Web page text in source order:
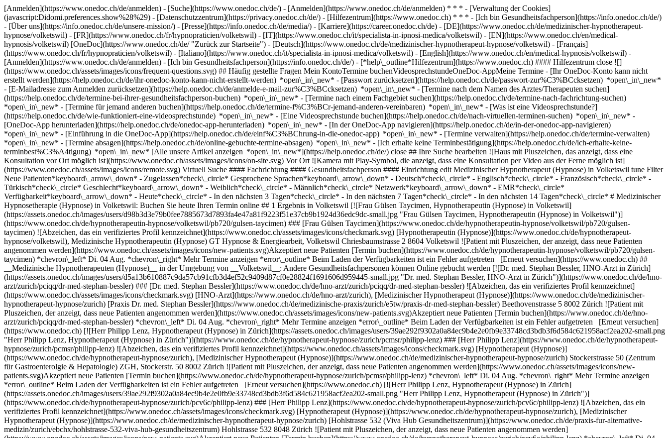
[Anmelden](https://www.onedoc.ch/de/anmelden) - [Suche](https://www.onedoc.ch/de/) - [Anmelden](https://www.onedoc.ch/de/anmelden) * * * - [Verwaltung der Cookies]
(javascript:Didomi.preferences.show%28%29) - [Datenschutzzentrum](https://privacy.onedoc.ch/de/) - [Hilfezentrum](https://www.onedoc.ch) * * * - [Ich bin Gesundheitsfachperson](https://info.onedoc.ch/de/)
- [Über uns](https://info.onedoc.ch/de/unsere-mission/) - [Presse](https://info.onedoc.ch/de/media/) - [Karriere](https://career.onedoc.ch/de) - [DE](https://www.onedoc.ch/de/medizinischer-hypnotherapeut-
hypnose/volketswil) - [FR](https://www.onedoc.ch/fr/hypnopraticien/volketswil) - [IT](https://www.onedoc.ch/it/specialista-in-ipnosi-medica/volketswil) - [EN](https://www.onedoc.ch/en/medical-
hypnosis/volketswil) [OneDoc](https://www.onedoc.ch/de/ "Zurück zur Startseite") - [Deutsch](https://www.onedoc.ch/de/medizinischer-hypnotherapeut-hypnose/volketswil) - [Français]
(https://www.onedoc.ch/fr/hypnopraticien/volketswil) - [Italiano](https://www.onedoc.ch/it/specialista-in-ipnosi-medica/volketswil) - [English](https://www.onedoc.ch/en/medical-hypnosis/volketswil) -
[Anmelden](https://www.onedoc.ch/de/anmelden) - [Ich bin Gesundheitsfachperson](https://info.onedoc.ch/de/) - [*help\_outline*Hilfezentrum](https://www.onedoc.ch) #### Hilfezentrum close ![]
(https://www.onedoc.ch/assets/images/icons/frequent-questions.svg) ## Häufig gestellte Fragen Mein KontoTermine buchenVideosprechstundeOneDoc-AppMeine Termine - [Ihr OneDoc-Konto kann nicht
erstellt werden](https://help.onedoc.ch/de/ihr-onedoc-konto-kann-nicht-erstellt-werden) *open\_in\_new* - [Passwort zurücksetzen](https://help.onedoc.ch/de/passwort-zur%C3%BCcksetzen) *open\_in\_new*
- [E-Mailadresse zum Anmelden zurücksetzen](https://help.onedoc.ch/de/anmelde-e-mail-zur%C3%BCcksetzen) *open\_in\_new* - [Termine nach dem Namen des Arztes/Therapeuten suchen]
(https://help.onedoc.ch/de/termine-bei-ihrer-gesundheitsfachperson-buchen) *open\_in\_new* - [Termine nach einem Fachgebiet suchen](https://help.onedoc.ch/de/termine-nach-fachrichtung-suchen)
*open\_in\_new* - [Termine für jemand anderen buchen](https://help.onedoc.ch/de/termine-f%C3%BCr-jemand-anderen-vereinbaren) *open\_in\_new* - [Was ist eine Videosprechstunde?]
(https://help.onedoc.ch/de/wie-funktioniert-eine-videosprechstunde) *open\_in\_new* - [Eine Videosprechstunde buchen](https://help.onedoc.ch/de/nach-virtuellen-terminen-suchen) *open\_in\_new* -
[OneDoc-App herunterladen](https://help.onedoc.ch/de/onedoc-app-herunterladen) *open\_in\_new* - [In der OneDoc-App navigieren](https://help.onedoc.ch/de/in-der-onedoc-app-navigieren)
*open\_in\_new* - [Einführung in die OneDoc-App](https://help.onedoc.ch/de/einf%C3%BChrung-in-die-onedoc-app) *open\_in\_new* - [Termine verwalten](https://help.onedoc.ch/de/termine-verwalten) *open\_in\_new* - [Termine absagen](https://help.onedoc.ch/de/online-gebuchte-termine-absagen) *open\_in\_new* - [Ich erhalte keine Terminbestätigung](https://help.onedoc.ch/de/ich-erhalte-keine-terminbest%C3%A4tigung) *open\_in\_new* [Alle unsere Artikel anzeigen *open\_in\_new*](https://help.onedoc.ch/de/) close ## Ihre Suche bearbeiten ![Haus mit Pluszeichen, das anzeigt, dass eine Konsultation vor Ort möglich ist](https://www.onedoc.ch/assets/images/icons/on-site.svg) Vor Ort ![Kamera mit Play-Symbol, die anzeigt, dass eine Konsultation per Video aus der Ferne möglich ist](https://www.onedoc.ch/assets/images/icons/remote.svg) Virtuell Suche #### Fachrichtung #### Gesundheitsfachperson #### Einrichtung edit Medizinischer Hypnotherapeut (Hypnose) in Volketswil tune Filter Neue Patienten*keyboard\_arrow\_down* - Zugelassen*check\_circle* Gesprochene Sprachen*keyboard\_arrow\_down* - Deutsch*check\_circle* - Englisch*check\_circle* - Französisch*check\_circle* - Türkisch*check\_circle* Geschlecht*keyboard\_arrow\_down* - Weiblich*check\_circle* - Männlich*check\_circle* Netzwerk*keyboard\_arrow\_down* - EMR*check\_circle* Verfügbarkeit*keyboard\_arrow\_down* - Heute*check\_circle* - In den nächsten 3 Tagen*check\_circle* - In den nächsten 7 Tagen*check\_circle* - In den nächsten 14 Tagen*check\_circle* # Medizinischer Hypnosetherapie (Hypnose) in Volketswil: Buchen Sie heute Ihren Termin online ## 1 Ergebnis in Volketswil [![Frau Gülsen Taycimen, Hypnotherapeutin (Hypnose) in Volketswil](https://assets.onedoc.ch/images/users/d98b3d3e79b0fee7885673d7893fa4e47a81f9223f51e37cb9b1924d36edc9dc-small.jpg "Frau Gülsen Taycimen, Hypnotherapeutin (Hypnose) in Volketswil")](https://www.onedoc.ch/de/hypnotherapeutin-hypnose/volketswil/pb720/gulsen-taycimen) ### [Frau Gülsen Taycimen](https://www.onedoc.ch/de/hypnotherapeutin-hypnose/volketswil/pb720/gulsen-taycimen) ![Abzeichen, das ein verifiziertes Profil kennzeichnet](https://www.onedoc.ch/assets/images/icons/checkmark.svg) [Hypnotherapeutin (Hypnose)](https://www.onedoc.ch/de/hypnotherapeut-hypnose/volketswil), Medizinische Hypnotherapeutin (Hypnose) GT Hypnose & Energiearbeit, Volketswil Chriesbaumstrasse 2 8604 Volketswil ![Patient mit Pluszeichen, der anzeigt, dass neue Patienten angenommen werden](https://www.onedoc.ch/assets/images/icons/new-patients.svg)Akzeptiert neue Patienten [Termin buchen](https://www.onedoc.ch/de/hypnotherapeutin-hypnose/volketswil/pb720/gulsen-taycimen) *chevron\_left* Di. 04 Aug. *chevron\_right* Mehr Termine anzeigen *error\_outline* Beim Laden der Verfügbarkeiten ist ein Fehler aufgetreten [Erneut versuchen](https://www.onedoc.ch) ## __Medizinische Hypnotherapeuten (Hypnose)__ in der Umgebung von __Volketswil__: Andere Gesundheitsfachpersonen können Online gebucht werden [![Dr. med. Stephan Bessler, HNO-Arzt in Zürich](https://assets.onedoc.ch/images/users/d5a13b610887c9da57cb91cfb3d4ef52c9409d87cf0e28824f1691606d959445-small.jpg "Dr. med. Stephan Bessler, HNO-Arzt in Zürich")](https://www.onedoc.ch/de/hno-arzt/zurich/pciqq/dr-med-stephan-bessler) ### [Dr. med. Stephan Bessler](https://www.onedoc.ch/de/hno-arzt/zurich/pciqq/dr-med-stephan-bessler) ![Abzeichen, das ein verifiziertes Profil kennzeichnet](https://www.onedoc.ch/assets/images/icons/checkmark.svg) [HNO-Arzt](https://www.onedoc.ch/de/hno-arzt/zurich), [Medizinischer Hypnotherapeut (Hypnose)](https://www.onedoc.ch/de/medizinischer-hypnotherapeut-hypnose/zurich) [Praxis Dr. med. Stephan Bessler](https://www.onedoc.ch/de/medizinische-praxis/zurich/e5tw/praxis-dr-med-stephan-bessler) Beethovenstrasse 5 8002 Zürich ![Patient mit Pluszeichen, der anzeigt, dass neue Patienten angenommen werden](https://www.onedoc.ch/assets/images/icons/new-patients.svg)Akzeptiert neue Patienten [Termin buchen](https://www.onedoc.ch/de/hno-arzt/zurich/pciqq/dr-med-stephan-bessler) *chevron\_left* Di. 04 Aug. *chevron\_right* Mehr Termine anzeigen *error\_outline* Beim Laden der Verfügbarkeiten ist ein Fehler aufgetreten [Erneut versuchen](https://www.onedoc.ch) [![Herr Philipp Lenz, Hypnotherapeut (Hypnose) in Zürich](https://assets.onedoc.ch/images/users/39ae292f9302a0a84ec9b4e2e0fb9e33748cd3bdb3f6d584c621958acf2ea202-small.png "Herr Philipp Lenz, Hypnotherapeut (Hypnose) in Zürich")](https://www.onedoc.ch/de/hypnotherapeut-hypnose/zurich/pcmsr/philipp-lenz) ### [Herr Philipp Lenz](https://www.onedoc.ch/de/hypnotherapeut-hypnose/zurich/pcmsr/philipp-lenz) ![Abzeichen, das ein verifiziertes Profil kennzeichnet](https://www.onedoc.ch/assets/images/icons/checkmark.svg) [Hypnotherapeut (Hypnose)](https://www.onedoc.ch/de/hypnotherapeut-hypnose/zurich), [Medizinischer Hypnotherapeut (Hypnose)](https://www.onedoc.ch/de/medizinischer-hypnotherapeut-hypnose/zurich) Stockerstrasse 50 (Zentrum für Gastroenterolgie & Hepatologie) ZGH, Stockerstr. 50 8002 Zürich ![Patient mit Pluszeichen, der anzeigt, dass neue Patienten angenommen werden](https://www.onedoc.ch/assets/images/icons/new-patients.svg)Akzeptiert neue Patienten [Termin buchen](https://www.onedoc.ch/de/hypnotherapeut-hypnose/zurich/pcmsr/philipp-lenz) *chevron\_left* Di. 04 Aug. *chevron\_right* Mehr Termine anzeigen *error\_outline* Beim Laden der Verfügbarkeiten ist ein Fehler aufgetreten [Erneut versuchen](https://www.onedoc.ch) [![Herr Philipp Lenz, Hypnotherapeut (Hypnose) in Zürich](https://assets.onedoc.ch/images/users/39ae292f9302a0a84ec9b4e2e0fb9e33748cd3bdb3f6d584c621958acf2ea202-small.png "Herr Philipp Lenz, Hypnotherapeut (Hypnose) in Zürich")](https://www.onedoc.ch/de/hypnotherapeut-hypnose/zurich/pcv6c/philipp-lenz) ### [Herr Philipp Lenz](https://www.onedoc.ch/de/hypnotherapeut-hypnose/zurich/pcv6c/philipp-lenz) ![Abzeichen, das ein verifiziertes Profil kennzeichnet](https://www.onedoc.ch/assets/images/icons/checkmark.svg) [Hypnotherapeut (Hypnose)](https://www.onedoc.ch/de/hypnotherapeut-hypnose/zurich), [Medizinischer Hypnotherapeut (Hypnose)](https://www.onedoc.ch/de/medizinischer-hypnotherapeut-hypnose/zurich) [Hohlstrasse 532 (Viva Hub Gesundheitszentrum)](https://www.onedoc.ch/de/praxis-fur-alternative-medizin/zurich/ebchx/hohlstrasse-532-viva-hub-gesundheitszentrum) Hohlstrasse 532 8048 Zürich ![Patient mit Pluszeichen, der anzeigt, dass neue Patienten angenommen werden](https://www.onedoc.ch/assets/images/icons/new-patients.svg)Akzeptiert neue Patienten [Termin buchen](https://www.onedoc.ch/de/hypnotherapeut-hypnose/zurich/pcv6c/philipp-lenz) *chevron\_left* Di. 04 Aug. *chevron\_right* Mehr Termine anzeigen *error\_outline* Beim Laden der Verfügbarkeiten ist ein Fehler aufgetreten [Erneut versuchen](https://www.onedoc.ch) [![Frau Doris Feltre, Medizinische Hypnotherapeutin (Hypnose) in Stäfa](https://assets.onedoc.ch/images/users/c9f5d7aefcf79b12cfd585a3cb23e2bf73f215974ba27109e1e202b09528bb3b-small.jpg "Frau Doris Feltre, Medizinische Hypnotherapeutin (Hypnose) in Stäfa")](https://www.onedoc.ch/de/medizinische-hypnotherapeutin-hypnose/stafa/pcafm/doris-feltre) ### [Frau Doris Feltre](https://www.onedoc.ch/de/medizinische-hypnotherapeutin-hypnose/stafa/pcafm/doris-feltre) ![Abzeichen, das ein verifiziertes Profil kennzeichnet](https://www.onedoc.ch/assets/images/icons/checkmark.svg) [Medizinische Hypnotherapeutin (Hypnose)](https://www.onedoc.ch/de/medizinischer-hypnotherapeut-hypnose/stafa) STÄFA Doris Feltre Hypnosetherapie Häldelistrasse 9 8712 Stäfa ![Patient mit Pluszeichen, der anzeigt, dass neue Patienten angenommen werden](https://www.onedoc.ch/assets/images/icons/new-patients.svg)Akzeptiert neue Patienten [Termin buchen](https://www.onedoc.ch/de/medizinische-hypnotherapeutin-hypnose/stafa/pcafm/doris-feltre) [![Frau Gülsen Taycimen, Hypnotherapeutin (Hypnose) in Glattfelden](https://assets.onedoc.ch/images/users/d98b3d3e79b0fee7885673d7893fa4e47a81f9223f51e37cb9b1924d36edc9dc-small.jpg "Frau Gülsen Taycimen, Hypnotherapeutin (Hypnose) in Glattfelden")](https://www.onedoc.ch/de/hypnotherapeutin-hypnose/glattfelden/pcjlc/gulsen-taycimen) ### [Frau Gülsen Taycimen](https://www.onedoc.ch/de/hypnotherapeutin-hypnose/glattfelden/pcjlc/gulsen-taycimen) ![Abzeichen, das ein verifiziertes Profil kennzeichnet](https://www.onedoc.ch/assets/images/icons/checkmark.svg) [Hypnotherapeutin (Hypnose)](https://www.onedoc.ch/de/hypnotherapeut-hypnose/glattfelden), [Medizinische Hypnotherapeutin (Hypnose)](https://www.onedoc.ch/de/medizinischer-hypnotherapeut-hypnose/glattfelden) GT Hypnose & Energiearbeit, Glattfelden Webereistrasse 1 8192 Glattfelden ![Patient mit Pluszeichen, der anzeigt, dass neue Patienten angenommen werden](https://www.onedoc.ch/assets/images/icons/new-patients.svg)Akzeptiert neue Patienten [Termin buchen](https://www.onedoc.ch/de/hypnotherapeutin-hypnose/glattfelden/pcjlc/gulsen-taycimen) [![Frau Tanja Allenspach, Hypnotherapeutin (Hypnose) in Frauenfeld](https://assets.onedoc.ch/images/users/904e1a4b7b1af607ee407345a86ad278146919a180cec90d7fccb0ff42669db6-small.png "Frau Tanja Allenspach, Hypnotherapeutin (Hypnose) in Frauenfeld")](https://www.onedoc.ch/de/hypnotherapeutin-hypnose/frauenfeld/pcnv3/tanja-allenspach) ### [Frau Tanja Allenspach](https://www.onedoc.ch/de/hypnotherapeutin-hypnose/frauenfeld/pcnv3/tanja-allenspach) ![Abzeichen, das ein verifiziertes Profil kennzeichnet](https://www.onedoc.ch/assets/images/icons/checkmark.svg) [Hypnotherapeutin (Hypnose)](https://www.onedoc.ch/de/hypnotherapeut-hypnose/frauenfeld), [Medizinische Hypnotherapeutin (Hypnose)](https://www.onedoc.ch/de/medizinischer-hypnotherapeut-hypnose/frauenfeld) Lebens-Energie Frauenfeld Zürcherstrasse 187 8500 Frauenfeld ![Patient mit Pluszeichen, der anzeigt, dass neue Patienten angenommen werden](https://www.onedoc.ch/assets/images/icons/new-patients.svg)Akzeptiert neue Patienten [Termin buchen](https://www.onedoc.ch/de/hypnotherapeu